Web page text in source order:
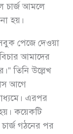
চার্জ আমলে
হয়।
পেজে দেওয়া
আমাদের
তিনি উল্লেখ
আগে
এরপর
কয়েকটি
গঠনের পর